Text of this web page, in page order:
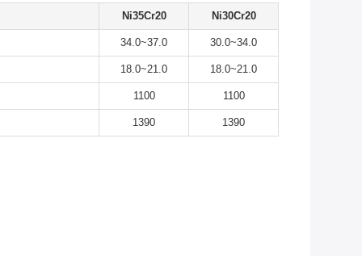
Ni35Cr20 Ni30Cr20
34.0~37.0 30.0~34.0
18.0~21.0 18.0~21.0
1100 1100
1390 1390